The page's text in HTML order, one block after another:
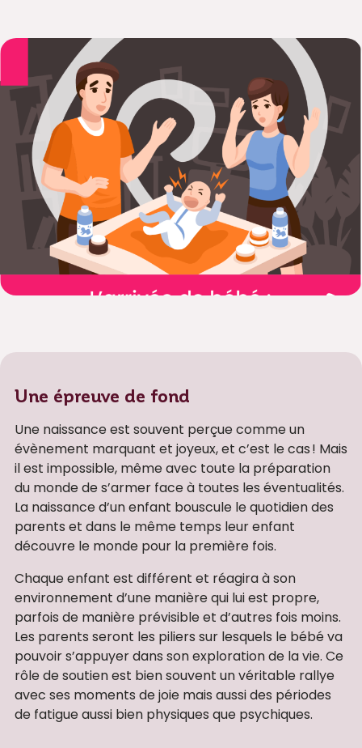
Une épreuve de fond
Une naissance est souvent perçue comme un
évènement marquant et joyeux, et c’est le cas ! Mais
il est impossible, même avec toute la préparation
du monde de s’armer face à toutes les éventualités.
La naissance d’un enfant bouscule le quotidien des
parents et dans le même temps leur enfant
découvre le monde pour la première fois.
Chaque enfant est différent et réagira à son
environnement d’une manière qui lui est propre,
parfois de manière prévisible et d’autres fois moins.
Les parents seront les piliers sur lesquels le bébé va
pouvoir s’appuyer dans son exploration de la vie. Ce
rôle de soutien est bien souvent un véritable rallye
avec ses moments de joie mais aussi des périodes
de fatigue aussi bien physiques que psychiques.